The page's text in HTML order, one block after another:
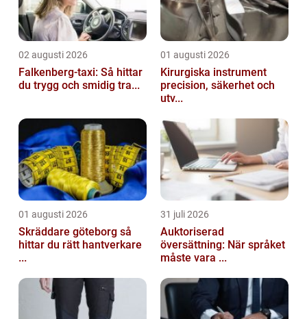
02 augusti 2026
Falkenberg-taxi: Så hittar
du trygg och smidig tra...
01 augusti 2026
Kirurgiska instrument
precision, säkerhet och
utv...
01 augusti 2026
Skräddare göteborg så
hittar du rätt hantverkare
...
31 juli 2026
Auktoriserad
översättning: När språket
måste vara ...